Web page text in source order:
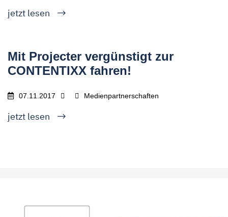
jetzt lesen
Mit Projecter vergünstigt zur
CONTENTIXX fahren!
07.11.2017 Medienpartnerschaften
jetzt lesen